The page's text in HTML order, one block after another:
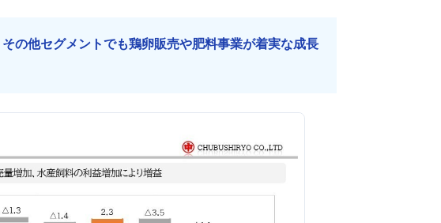
の他セグメントでも鶏卵販売や肥料事業が着実な成長